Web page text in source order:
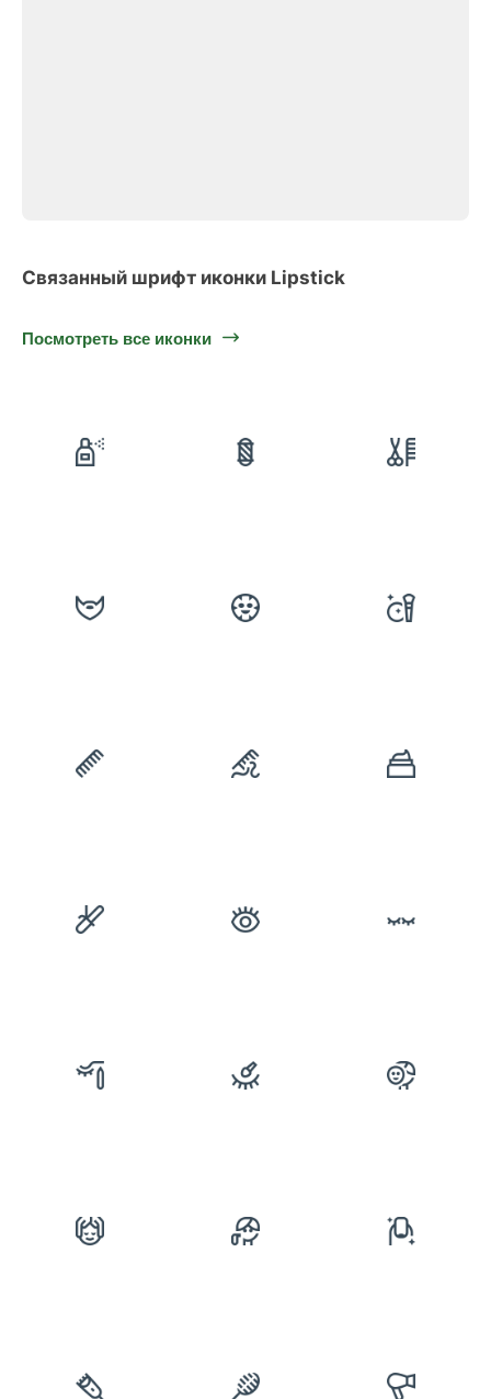
Связанный шрифт иконки Lipstick
Посмотреть все иконки